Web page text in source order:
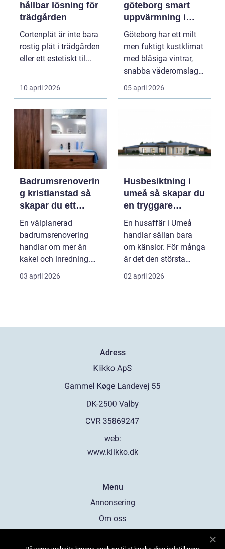
hållbar lösning för
trädgården
Cortenplåt är inte bara
rostig plåt i trädgården
eller ett estetiskt til...
10 april 2026
göteborg smart
uppvärmning i
kustklimat
Göteborg har ett milt
men fuktigt kustklimat
med blåsiga vintrar,
snabba väderomslag
och ofta hög lu...
05 april 2026
Badrumsrenoverin
g kristianstad så
skapar du ett
funktionellt och
hållbart badrum
En välplanerad
badrumsrenovering
handlar om mer än
kakel och inredning.
För många hushåll
runt Krist...
03 april 2026
Husbesiktning i
umeå så skapar du
en tryggare
bostadsaffär
En husaffär i Umeå
handlar sällan bara
om känslor. För många
är det den största
ekonomiska affären i...
02 april 2026
Adress
web:
www.klikko.dk
Menu
Annonsering
Om oss